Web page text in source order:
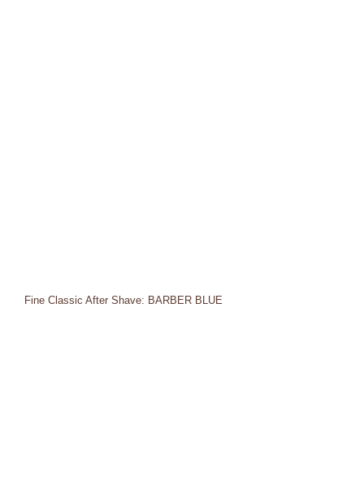
Fine Classic After Shave: BARBER BLUE